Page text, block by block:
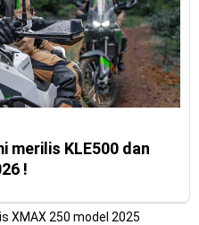
merilis KLE500 dan
!
XMAX 250 model 2025